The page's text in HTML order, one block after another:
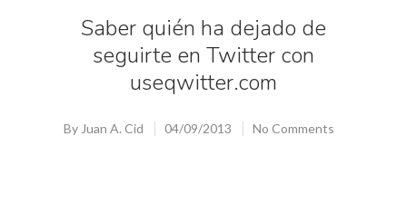
Saber quién ha dejado de
seguirte en Twitter con
useqwitter.com
By Juan A. Cid 04/09/2013 No Comments